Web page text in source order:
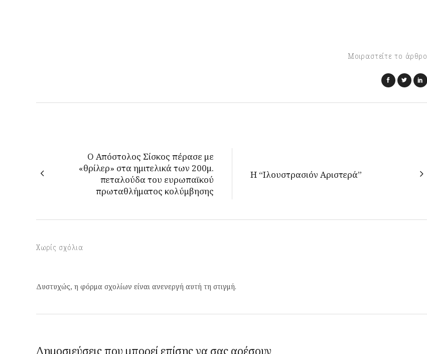
Μοιραστείτε το άρθρο
Ο Απόστολος Σίσκος πέρασε με
«θρίλερ» στα ημιτελικά των 200μ.
πεταλούδα του ευρωπαϊκού
πρωταθλήματος κολύμβησης
Η “Ιλουστρασιόν Αριστερά”
Χωρίς σχόλια
Δυστυχώς, η φόρμα σχολίων είναι ανενεργή αυτή τη στιγμή.
Δημοσιεύσεις που μπορεί επίσης να σας αρέσουν